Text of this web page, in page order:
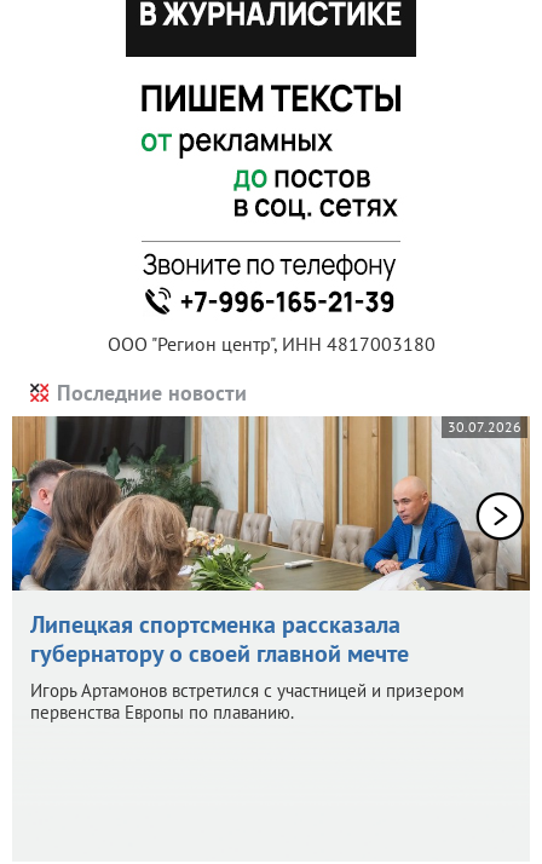
ООО "Регион центр", ИНН 4817003180
Последние новости
30.07.2026
Липецкая спортсменка рассказала
губернатору о своей главной мечте
Игорь Артамонов встретился с участницей и призером
первенства Европы по плаванию.